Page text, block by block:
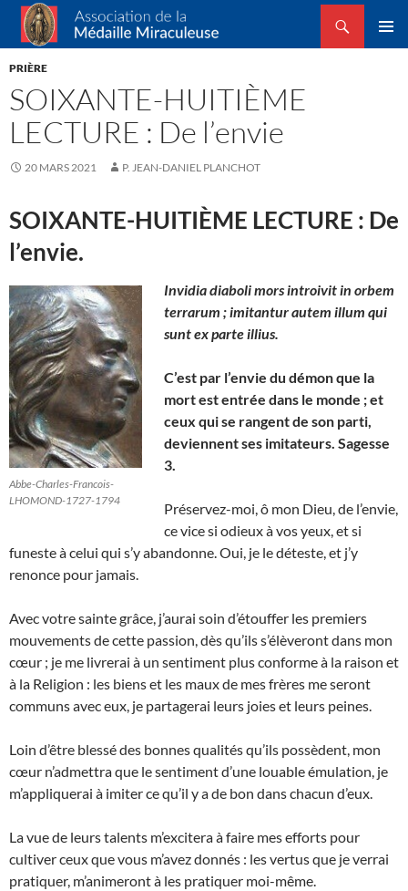
Association de la Médaille Miraculeuse
Recherche
ALLER
PRIÈRE
SOIXANTE-HUITIÈME
LECTURE : De l’envie
20 MARS 2021 P. JEAN-DANIEL PLANCHOT
SOIXANTE-HUITIÈME LECTURE : De
l’envie.
Abbe-Charles-Francois-
LHOMOND-1727-1794
Invidia diaboli mors introivit in orbem
terrarum ; imitantur autem illum qui
sunt ex parte illius.
C’est par l’envie du démon que la
mort est entrée dans le monde ; et
ceux qui se rangent de son parti,
deviennent ses imitateurs. Sagesse
3.
Préservez-moi, ô mon Dieu, de l’envie,
ce vice si odieux à vos yeux, et si
funeste à celui qui s’y abandonne. Oui, je le déteste, et j’y
renonce pour jamais.
Avec votre sainte grâce, j’aurai soin d’étouffer les premiers
mouvements de cette passion, dès qu’ils s’élèveront dans mon
cœur ; je me livrerai à un sentiment plus conforme à la raison et
à la Religion : les biens et les maux de mes frères me seront
communs avec eux, je partagerai leurs joies et leurs peines.
Loin d’être blessé des bonnes qualités qu’ils possèdent, mon
cœur n’admettra que le sentiment d’une louable émulation, je
m’appliquerai à imiter ce qu’il y a de bon dans chacun d’eux.
La vue de leurs talents m’excitera à faire mes efforts pour
cultiver ceux que vous m’avez donnés : les vertus que je verrai
pratiquer, m’animeront à les pratiquer moi-même.